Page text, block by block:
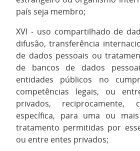
país seja membro;
XVI - uso compartilhado de
difusão, transferência
de dados pessoais ou
de bancos de dados
entidades públicos no
competências legais, ou
privados, reciprocamente,
específica, para uma ou
tratamento permitidas por
ou entre entes privados;